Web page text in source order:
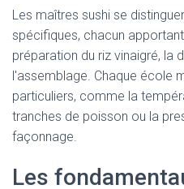
Les maîtres sushi se
spécifiques, chacun
préparation du riz vinaigré, la
l'assemblage. Chaque école
particuliers, comme la
tranches de poisson ou la
façonnage.
Les